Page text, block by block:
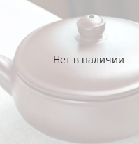
Нет в наличии